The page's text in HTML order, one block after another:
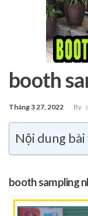
booth
Tháng 3 27, 2022 By
Nội dung
booth sampling